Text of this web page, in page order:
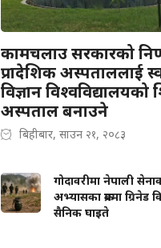
कामचलाउ सरकारको
प्रादेशिक अस्पताललाई
विज्ञान विश्वविद्यालयको
अस्पताल बनाउने
बिहीबार, साउन २१, २०८३
गोदावरीमा नेपाली
अभ्यासका क्रममा ग्रिनेड
सैनिक घाइते